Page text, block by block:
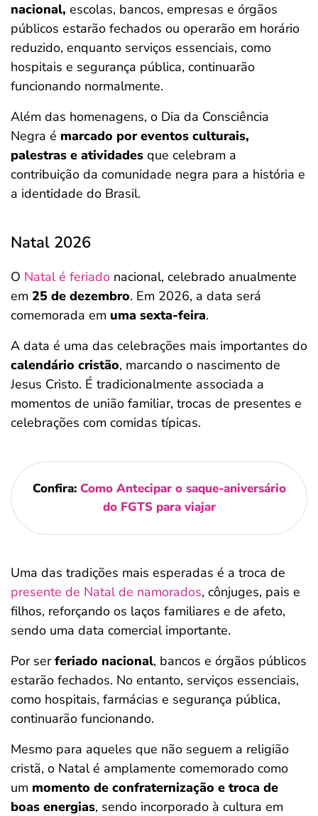
nacional, escolas, bancos, empresas e órgãos
públicos estarão fechados ou operarão em horário
reduzido, enquanto serviços essenciais, como
hospitais e segurança pública, continuarão
funcionando normalmente.
Além das homenagens, o Dia da Consciência
Negra é marcado por eventos culturais,
palestras e atividades que celebram a
contribuição da comunidade negra para a história e
a identidade do Brasil.
Natal 2026
O Natal é feriado nacional, celebrado anualmente
em 25 de dezembro. Em 2026, a data será
comemorada em uma sexta-feira.
A data é uma das celebrações mais importantes do
calendário cristão, marcando o nascimento de
Jesus Cristo. É tradicionalmente associada a
momentos de união familiar, trocas de presentes e
celebrações com comidas típicas.
Confira: Como Antecipar o saque-aniversário
do FGTS para viajar
Uma das tradições mais esperadas é a troca de
presente de Natal de namorados, cônjuges, pais e
filhos, reforçando os laços familiares e de afeto,
sendo uma data comercial importante.
Por serferiado nacional, bancos e órgãos públicos
estarão fechados. No entanto, serviços essenciais,
como hospitais, farmácias e segurança pública,
continuarão funcionando.
Mesmo para aqueles que não seguem a religião
cristã, o Natal é amplamente comemorado como
um momento de confraternização e troca de
boas energias, sendo incorporado à cultura em